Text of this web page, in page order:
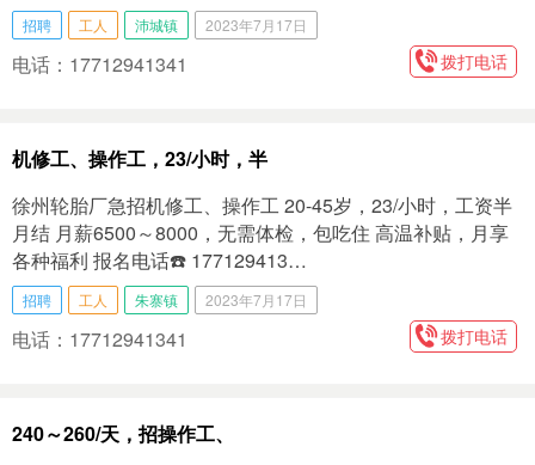
招聘 工人 沛城镇 2023年7月17日
电话：17712941341 拨打电话
机修工、操作工，23/小时，半
徐州轮胎厂急招机修工、操作工 20-45岁，23/小时，工资半
月结 月薪6500～8000，无需体检，包吃住 高温补贴，月享
各种福利 报名电话☎️ 177129413…
招聘 工人 朱寨镇 2023年7月17日
电话：17712941341 拨打电话
240～260/天，招操作工、